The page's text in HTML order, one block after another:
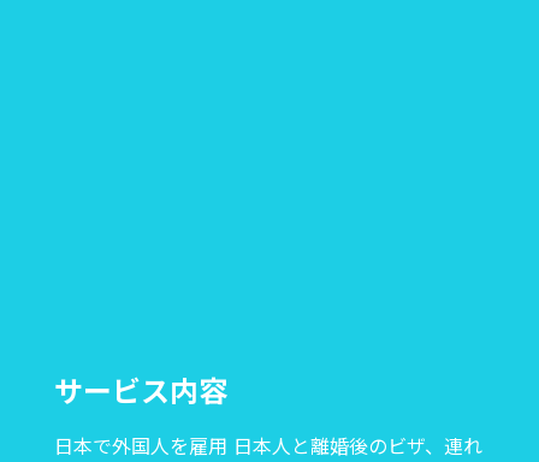
サービス内容
日本で外国人を雇用 日本人と離婚後のビザ、連れ